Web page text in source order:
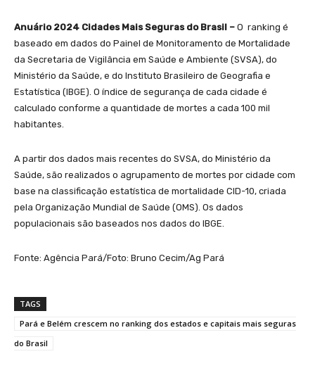
Anuário 2024 Cidades Mais Seguras do Brasil – O ranking é
baseado em dados do Painel de Monitoramento de Mortalidade
da Secretaria de Vigilância em Saúde e Ambiente (SVSA), do
Ministério da Saúde, e do Instituto Brasileiro de Geografia e
Estatística (IBGE). O índice de segurança de cada cidade é
calculado conforme a quantidade de mortes a cada 100 mil
habitantes.
A partir dos dados mais recentes do SVSA, do Ministério da
Saúde, são realizados o agrupamento de mortes por cidade com
base na classificação estatística de mortalidade CID-10, criada
pela Organização Mundial de Saúde (OMS). Os dados
populacionais são baseados nos dados do IBGE.
Fonte: Agência Pará/Foto: Bruno Cecim/Ag Pará
TAGS
Pará e Belém crescem no ranking dos estados e capitais mais seguras
do Brasil